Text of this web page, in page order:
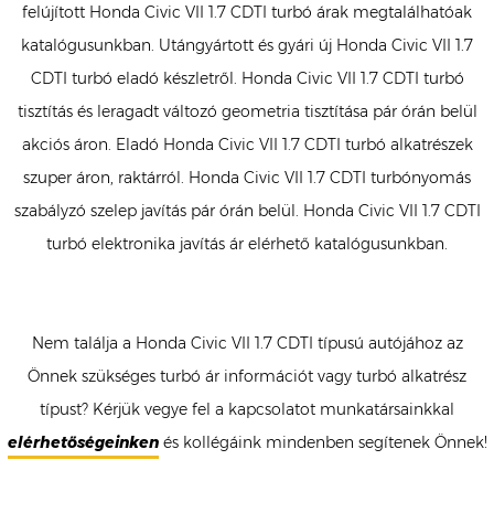
felújított Honda Civic VII 1.7 CDTI turbó árak megtalálhatóak
katalógusunkban. Utángyártott és gyári új Honda Civic VII 1.7
CDTI turbó eladó készletről. Honda Civic VII 1.7 CDTI turbó
tisztítás és leragadt változó geometria tisztítása pár órán belül
akciós áron. Eladó Honda Civic VII 1.7 CDTI turbó alkatrészek
szuper áron, raktárról. Honda Civic VII 1.7 CDTI turbónyomás
szabályzó szelep javítás pár órán belül. Honda Civic VII 1.7 CDTI
turbó elektronika javítás ár elérhető katalógusunkban.
Nem találja a Honda Civic VII 1.7 CDTI típusú autójához az
Önnek szükséges turbó ár információt vagy turbó alkatrész
típust? Kérjük vegye fel a kapcsolatot munkatársainkkal
elérhetőségeinkenés kollégáink mindenben segítenek Önnek!